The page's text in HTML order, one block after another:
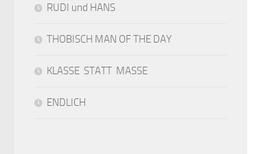
RUDI und HANS
THOBISCH MAN OF THE DAY
KLASSE STATT MASSE
ENDLICH